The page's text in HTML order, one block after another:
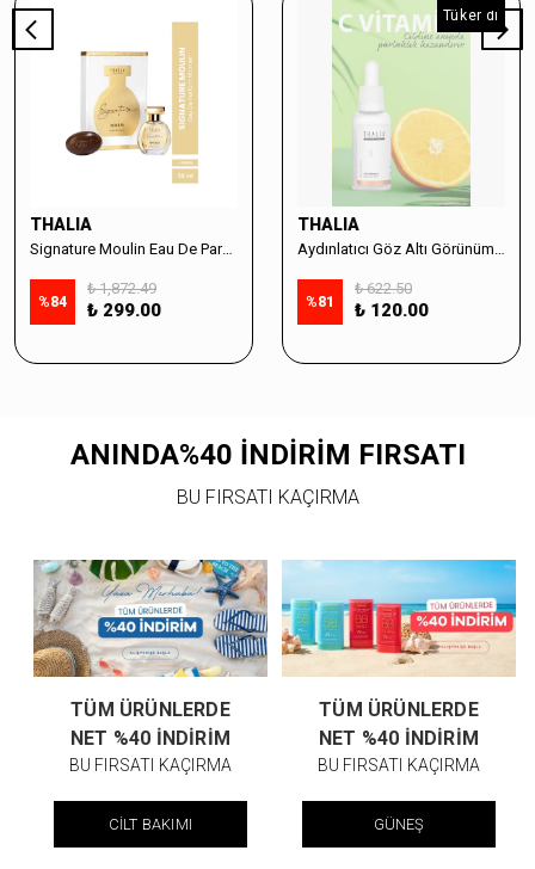
THALIA
Signature Moulin Eau De Parfüm Women 50ml & Sabun Seti
%84
₺ 1,872.49
₺ 299.00
Tükendi
THALIA
%81
₺ 622.50
₺ 120.00
ANINDA%40 İNDİRİM FIRSATI
BU FIRSATI KAÇIRMA
TÜM ÜRÜNLERDE
NET %40 İNDİRİM
BU FIRSATI KAÇIRMA
CİLT BAKIMI
TÜM ÜRÜNLERDE
NET %40 İNDİRİM
BU FIRSATI KAÇIRMA
GÜNEŞ